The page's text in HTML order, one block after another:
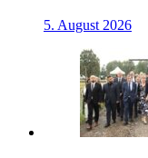
5. August 2026